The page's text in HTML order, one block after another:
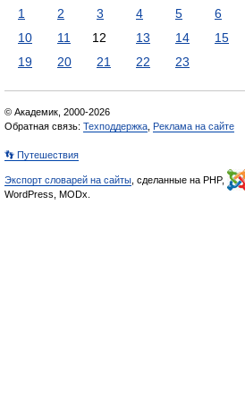
1 2 3 4 5 6
10
11 12 13 14 15
19
20 21 22 23
© Академик, 2000-2026
Обратная связь: Техподдержка Реклама на сайте
👣 Путешествия
Экспорт словарей на сайты , сделанные на PHP,
WordPress, MODx.